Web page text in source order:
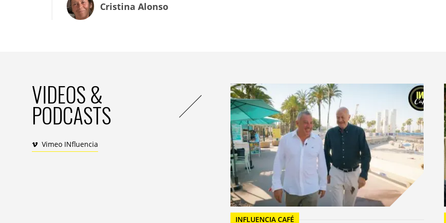
Pour mettre en lumière ce sujet de santé souvent méconnu ou minimisé, l’agence Marcel
s’est
attachée à rendre visible l’invisible. Trois personnages sont plongés dans le noir, seuls leurs os
sont visibles grâce à des lumières néon. Sur les notes entraînantes de
« It hurts to say goodbye »,
la bande sonore emblématique de Contrex®, ils entament une chorégraphie dynamique,
tandis qu’un message pédagogique sur l’importance de prendre soin de ses os apparaît. La
lumière revenue, les trois danseuses s’avèrent être des quinquagénaires pleines d’énergie.
Arthur Villers (productionHK Prod ), assisté par la
, dans une réalisation mêlant motion capture (MOCAPLAB) et
Un soin tout particulier a été pris afin de créer un design des os fun et de les mettre en
Cristina Alonso
VIDEOS &
PODCASTS
Vimeo INfluencia
INFLUENCIA CAFÉ